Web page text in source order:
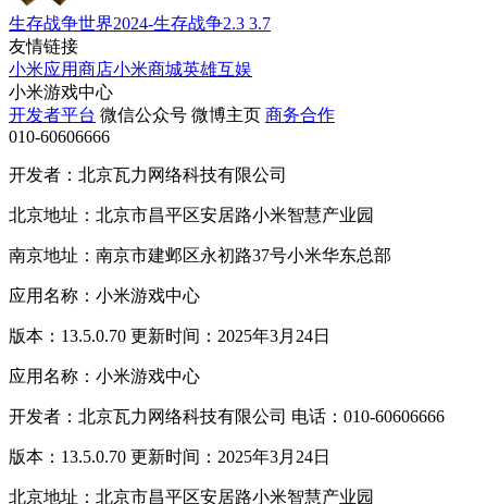
生存战争世界2024-生存战争2.3 3.7
友情链接
小米应用商店小米商城英雄互娱
小米游戏中心
开发者平台 微信公众号 微博主页 商务合作
010-60606666
开发者：北京瓦力网络科技有限公司
北京地址：北京市昌平区安居路小米智慧产业园
南京地址：南京市建邺区永初路37号小米华东总部
应用名称：小米游戏中心
版本：13.5.0.70 更新时间：2025年3月24日
应用名称：小米游戏中心
开发者：北京瓦力网络科技有限公司 电话：010-60606666
版本：13.5.0.70 更新时间：2025年3月24日
北京地址：北京市昌平区安居路小米智慧产业园